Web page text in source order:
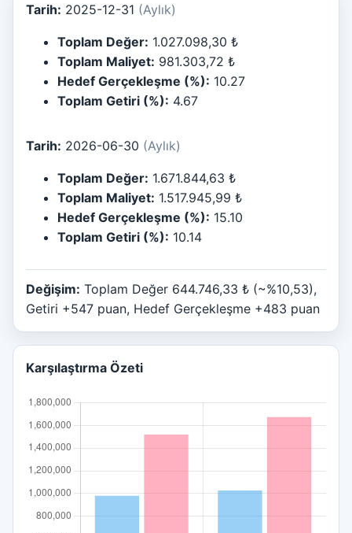
Tarih: 2025-12-31 (Aylık)
Toplam Değer: 1.027.098,30 ₺
Toplam Maliyet: 981.303,72 ₺
Hedef Gerçekleşme (%): 10.27
Toplam Getiri (%): 4.67
Tarih: 2026-06-30 (Aylık)
Toplam Değer: 1.671.844,63 ₺
Toplam Maliyet: 1.517.945,99 ₺
Hedef Gerçekleşme (%): 15.10
Toplam Getiri (%): 10.14
Değişim: Toplam Değer 644.746,33 ₺ (~%10,53),
Getiri +547 puan, Hedef Gerçekleşme +483 puan
Karşılaştırma Özeti